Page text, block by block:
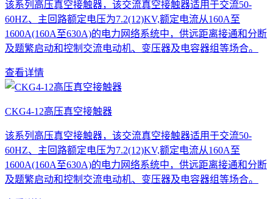
该系列高压真空接触器，该交流真空接触器适用于交流50-
60HZ、主回路额定电压为7.2(12)KV,额定电流从160A至
1600A(160A至630A)的电力网络系统中，供远距离接通和分断
及题繁启动和控制交流电动机、变压器及电容器组等场合。
查看详情
CKG4-12高压真空接触器
该系列高压真空接触器，该交流真空接触器适用于交流50-
60HZ、主回路额定电压为7.2(12)KV,额定电流从160A至
1600A(160A至630A)的电力网络系统中，供远距离接通和分断
及题繁启动和控制交流电动机、变压器及电容器组等场合。